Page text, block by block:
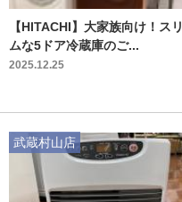
【HITACHI】大家族向け！スリ
ムな5ドア冷蔵庫のご...
2025.12.25
武蔵村山店